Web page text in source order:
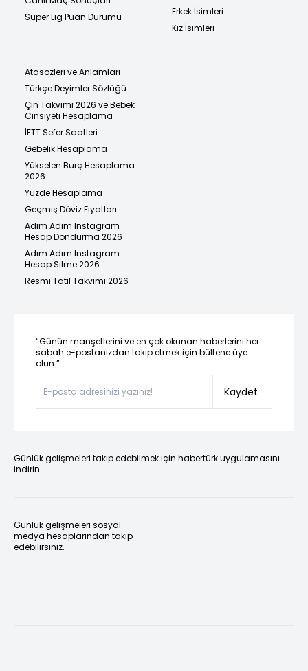
Süper Lig Puan Durumu
Erkek İsimleri
Kız İsimleri
Atasözleri ve Anlamları
Türkçe Deyimler Sözlüğü
Çin Takvimi 2026 ve Bebek
Cinsiyeti Hesaplama
İETT Sefer Saatleri
Gebelik Hesaplama
Yükselen Burç Hesaplama
2026
Yüzde Hesaplama
Geçmiş Döviz Fiyatları
Adım Adım Instagram
Hesap Dondurma 2026
Adım Adım Instagram
Hesap Silme 2026
Resmi Tatil Takvimi 2026
“Günün manşetlerini ve en çok okunan haberlerini her
sabah e-postanızdan takip etmek için bültene üye
olun.”
Kaydet
Günlük gelişmeleri takip edebilmek için habertürk uygulamasını
indirin
Günlük gelişmeleri sosyal
medya hesaplarından takip
edebilirsiniz.